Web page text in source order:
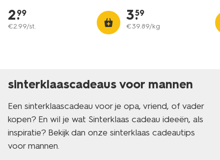
2.
99
€2.99/st.
3.
59
€39.89/kg
sinterklaascadeaus voor mannen
Een sinterklaascadeau voor je opa, vriend, of vader
kopen? En wil je wat Sinterklaas cadeau ideeën, als
inspiratie? Bekijk dan onze sinterklaas cadeautips
voor mannen.